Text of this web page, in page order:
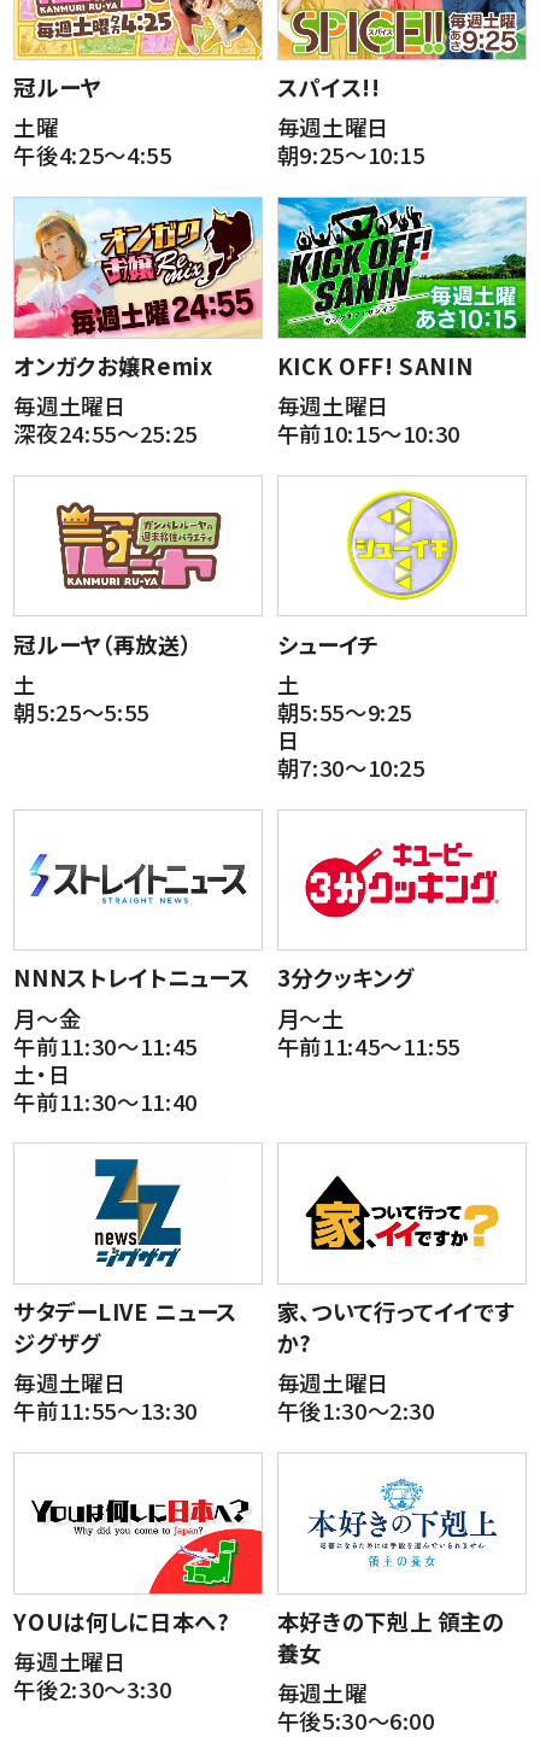
冠ルーヤ
土曜
午後4:25～4:55
スパイス!!
毎週土曜日
朝9:25～10:15
オンガクお嬢Remix
毎週土曜日
深夜24:55～25:25
KICK OFF! SANIN
毎週土曜日
午前10:15～10:30
冠ルーヤ（再放送）
土
朝5:25～5:55
シューイチ
土
朝5:55～9:25
日
朝7:30～10:25
NNNストレイトニュース
月～金
午前11:30～11:45
土・日
午前11:30～11:40
3分クッキング
月～土
午前11:45～11:55
サタデーLIVE ニュース
ジグザグ
毎週土曜日
午前11:55～13:30
家、ついて行ってイイです
か?
毎週土曜日
午後1:30～2:30
YOUは何しに日本へ?
毎週土曜日
午後2:30～3:30
本好きの下剋上 領主の
養女
毎週土曜
午後5:30～6:00